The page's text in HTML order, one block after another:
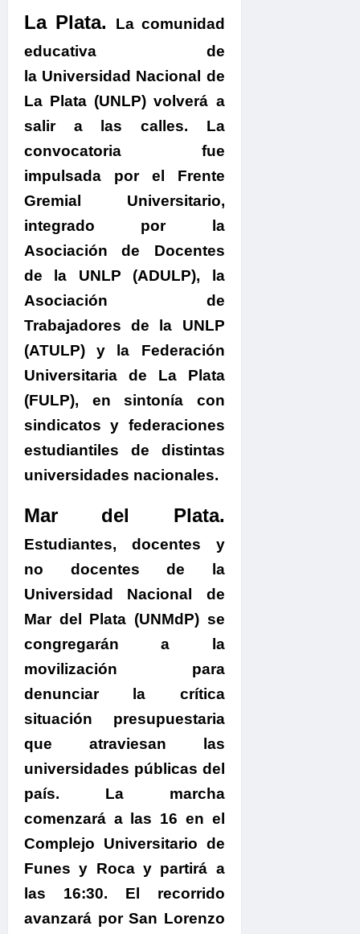
La Plata.
La comunidad
educativa de
la Universidad Nacional de
La Plata (UNLP) volverá a
salir a las calles. La
convocatoria fue
impulsada por el Frente
Gremial Universitario,
integrado por la
Asociación de Docentes
de la UNLP (ADULP), la
Asociación de
Trabajadores de la UNLP
(ATULP) y la Federación
Universitaria de La Plata
(FULP), en sintonía con
sindicatos y federaciones
estudiantiles de distintas
universidades nacionales.
Mar del Plata.
Estudiantes, docentes y
no docentes de la
Universidad Nacional de
Mar del Plata (UNMdP) se
congregarán a la
movilización para
denunciar la crítica
situación presupuestaria
que atraviesan las
universidades públicas del
país. La marcha
comenzará a las 16 en el
Complejo Universitario de
Funes y Roca y partirá a
las 16:30. El recorrido
avanzará por San Lorenzo